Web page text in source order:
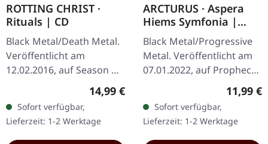
ROTTING CHRIST ·
Rituals | CD
Black Metal/Death Metal.
Veröffentlicht am
12.02.2016, auf Season Of
Mist. CD im Jewelcase mit
12-seitigem Booklet. Seit
fast drei Jahrzehnten
haben…
Regulärer Preis:
14,99 €
Sofort verfügbar,
Lieferzeit: 1-2 Werktage
ARCTURUS · Aspera
Hiems Symfonia |
DIGIPAK CD
Black Metal/Progressive
Metal. Veröffentlicht am
07.01.2022, auf Prophecy
Productions. CD im
DigiPack. "Aspera Hiems
Symfonia" von Arcturus
ist ein…
11,99 €
Sofort verfügbar,
Lieferzeit: 1-2 Werktage